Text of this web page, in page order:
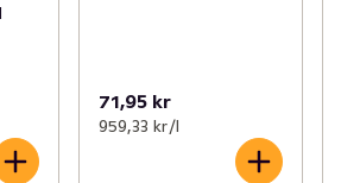
71,95 kr
959,33 kr /l